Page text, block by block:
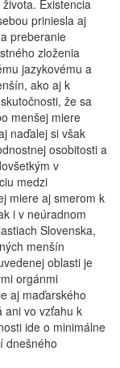
Existencia
priniesla aj
preberanie
zloženia
jazykovému a
ako aj k
že sa
menšej miere
naďalej si však
osobitosti a
v
medzi
miere aj smerom k
i v neúradnom
Slovenska,
menšín
oblasti je
orgánmi
aj maďarského
ani vo vzťahu k
ide o minimálne
dnešného